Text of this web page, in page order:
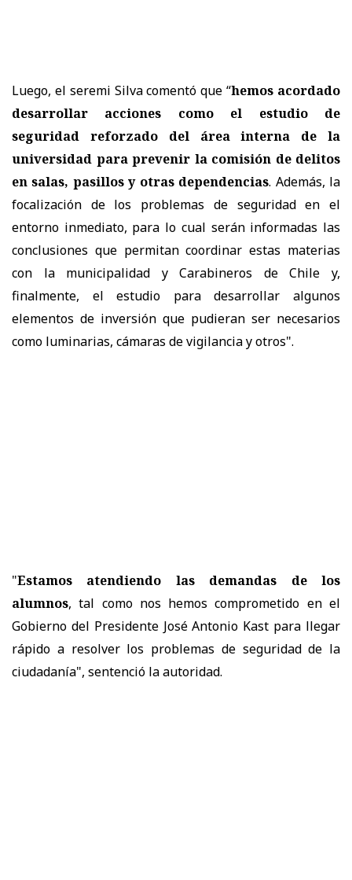
Luego, el seremi Silva comentó que “hemos acordado
desarrollar acciones como el estudio de
seguridad reforzado del área interna de la
universidad para prevenir la comisión de delitos
en salas, pasillos y otras dependencias. Además, la
focalización de los problemas de seguridad en el
entorno inmediato, para lo cual serán informadas las
conclusiones que permitan coordinar estas materias
con la municipalidad y Carabineros de Chile y,
finalmente, el estudio para desarrollar algunos
elementos de inversión que pudieran ser necesarios
como luminarias, cámaras de vigilancia y otros".
"Estamos atendiendo las demandas de los
alumnos, tal como nos hemos comprometido en el
Gobierno del Presidente José Antonio Kast para llegar
rápido a resolver los problemas de seguridad de la
ciudadanía", sentenció la autoridad.